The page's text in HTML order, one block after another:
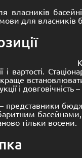
власників
для власників
і вартості.
і
представники
тільки восени.